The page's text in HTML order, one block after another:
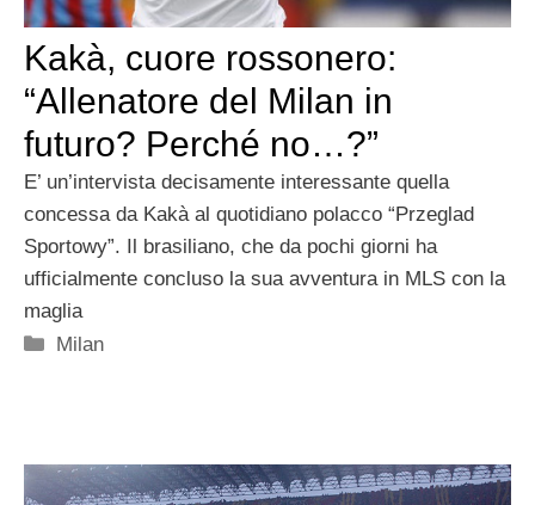
Kakà, cuore rossonero:
“Allenatore del Milan in
futuro? Perché no…?”
E’ un’intervista decisamente interessante quella
concessa da Kakà al quotidiano polacco “Przeglad
Sportowy”. Il brasiliano, che da pochi giorni ha
ufficialmente concluso la sua avventura in MLS con la
maglia
Categorie
Milan